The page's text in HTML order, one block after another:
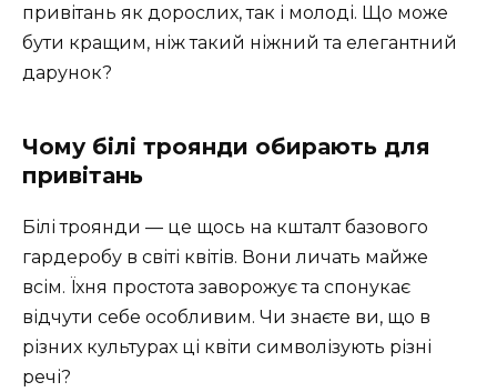
привітань як дорослих, так і молоді. Що може
бути кращим, ніж такий ніжний та елегантний
дарунок?
Чому білі троянди обирають для
привітань
Білі троянди — це щось на кшталт базового
гардеробу в світі квітів. Вони личать майже
всім. Їхня простота заворожує та спонукає
відчути себе особливим. Чи знаєте ви, що в
різних культурах ці квіти символізують різні
речі?